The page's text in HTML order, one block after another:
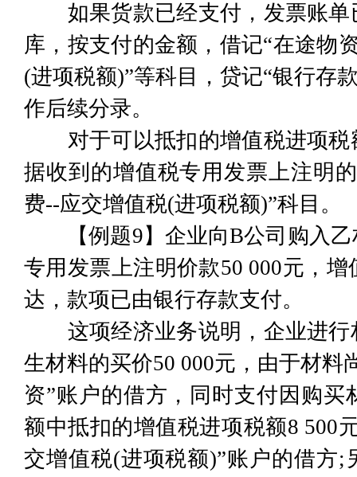
如果货款已经支付，发票账单
库，按支付的金额，借记“在途物
(进项税额)”等科目，贷记“银行存
作后续分录。
对于可以抵扣的增值税进项税
据收到的增值税专用发票上注明
费--应交增值税(进项税额)”科目。
【例题9】企业向B公司购入乙
专用发票上注明价款50 000元，
达，款项已由银行存款支付。
这项经济业务说明，企业进行
生材料的买价50 000元，由于材料
资”账户的借方，同时支付因购买
额中抵扣的增值税进项税额8 500
交增值税(进项税额)”账户的借方;